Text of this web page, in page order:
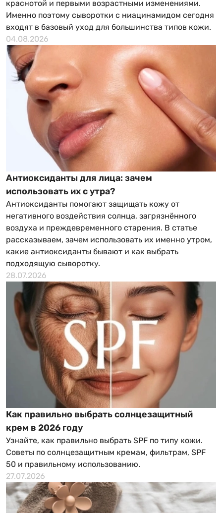
краснотой и первыми возрастными изменениями.
Именно поэтому сыворотки с ниацинамидом сегодня
входят в базовый уход для большинства типов кожи.
04.08.2026
Антиоксиданты для лица: зачем
использовать их с утра?
Антиоксиданты помогают защищать кожу от
негативного воздействия солнца, загрязнённого
воздуха и преждевременного старения. В статье
рассказываем, зачем использовать их именно утром,
какие антиоксиданты бывают и как выбрать
подходящую сыворотку.
28.07.2026
Как правильно выбрать солнцезащитный
крем в 2026 году
Узнайте, как правильно выбрать SPF по типу кожи.
Советы по солнцезащитным кремам, фильтрам, SPF
50 и правильному использованию.
27.07.2026